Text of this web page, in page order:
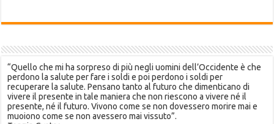
“Quello che mi ha sorpreso di più negli uomini dell’Occidente è che
perdono la salute per fare i soldi e poi perdono i soldi per
recuperare la salute. Pensano tanto al futuro che dimenticano di
vivere il presente in tale maniera che non riescono a vivere né il
presente, né il futuro. Vivono come se non dovessero morire mai e
muoiono come se non avessero mai vissuto”.